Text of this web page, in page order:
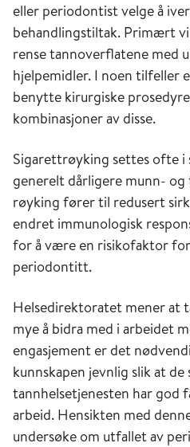
eller periodontist velge å
behandlingstiltak. Primært
rense tannoverflatene med
hjelpemidler. I noen tilfeller
benytte kirurgiske
kombinasjoner av disse.
Sigarettrøyking settes ofte i
generelt dårligere munn- og
røyking fører til redusert
endret immunologisk
for å være en risikofaktor
periodontitt.
Helsedirektoratet mener at
mye å bidra med i arbeidet
engasjement er det
kunnskapen jevnlig slik at
tannhelsetjenesten har
arbeid. Hensikten med
undersøke om utfallet av